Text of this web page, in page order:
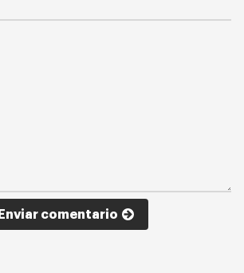
Enviar comentario